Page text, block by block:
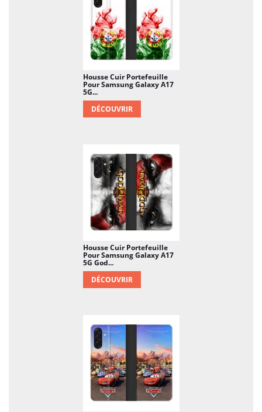
Housse Cuir Portefeuille
Pour Samsung Galaxy A17
5G...
DÉCOUVRIR
Housse Cuir Portefeuille
Pour Samsung Galaxy A17
5G God...
DÉCOUVRIR